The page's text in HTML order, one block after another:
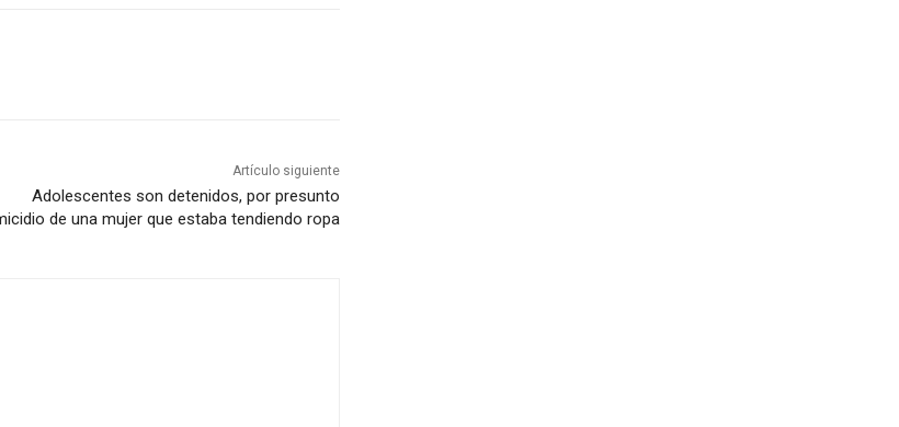
Artículo siguiente
Adolescentes son detenidos, por presunto
de una mujer que estaba tendiendo ropa